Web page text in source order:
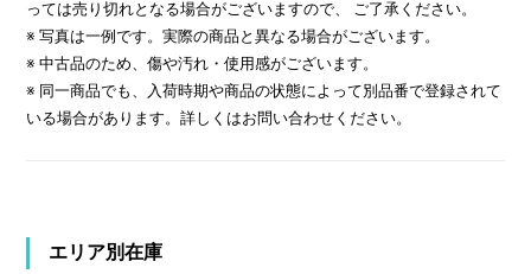
っては売り切れとなる場合がございますので、 ご了承ください。
※ 写真は一例です。実際の商品と異なる場合がございます。
※ 中古品のため、傷や汚れ・使用感がございます。
※ 同一商品でも、入荷時期や商品の状態によって別品番で登録されて
いる場合があります。詳しくはお問い合わせください。
エリア別在庫